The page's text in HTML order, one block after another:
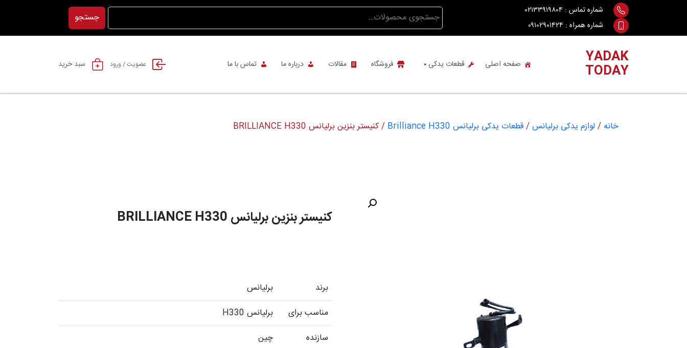
content
شماره تماس : ۰۲۱۳۳۹۱۹۸۰۴
شماره همراه : ۰۹۱۰۲۹۰۱۴۲۴
جستجو
برای:
جستجو
YADAK
TODAY صفحه اصلی قطعات یدکی فروشگاه مقالات درباره ما تماس با ما عضویت / ورود سبد خرید
خانه / لوازم یدکی برلیانس/قطعات یدکی برلیانس Brilliance H330 / کنیستر بنزین برلیانس BRILLIANCE H330
کنیستر بنزین برلیانس BRILLIANCE H330
برند
برلیانس
مناسب برای
برلیانس H330
سازنده
چین